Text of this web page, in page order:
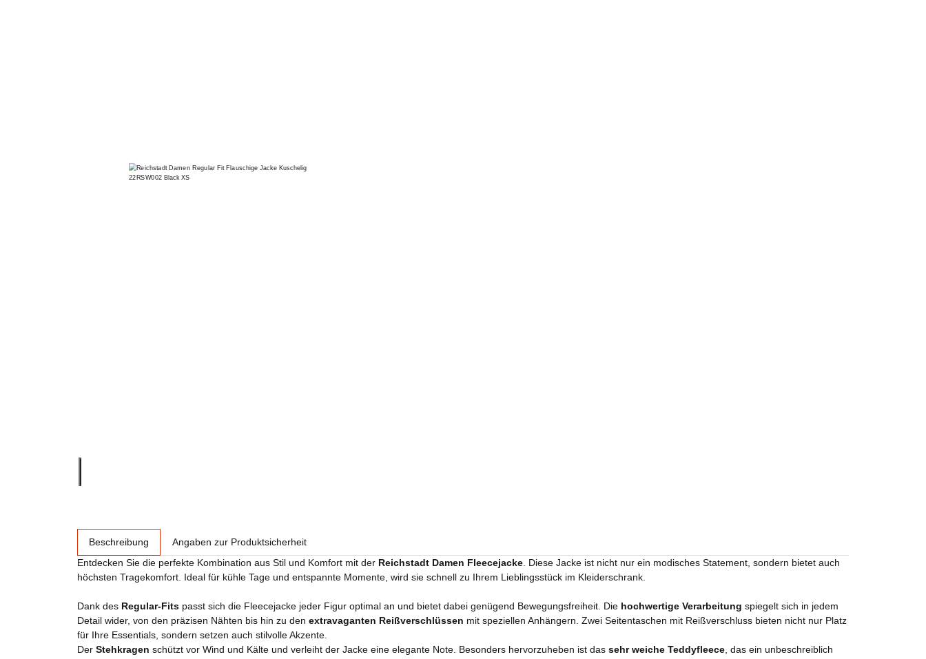
Beschreibung
Angaben zur Produktsicherheit
Entdecken Sie die perfekte Kombination aus Stil und Komfort mit der Reichstadt Damen Fleecejacke . Diese Jacke ist nicht nur ein modisches Statement, sondern bietet auch
höchsten Tragekomfort. Ideal für kühle Tage und entspannte Momente, wird sie schnell zu Ihrem Lieblingsstück im Kleiderschrank.
Dank des Regular-Fits passt sich die Fleecejacke jeder Figur optimal an und bietet dabei genügend Bewegungsfreiheit. Die hochwertige Verarbeitung spiegelt sich in jedem
Detail wider, von den präzisen Nähten bis hin zu den extravaganten Reißverschlüssen mit speziellen Anhängern. Zwei Seitentaschen mit Reißverschluss bieten nicht nur Platz
für Ihre Essentials, sondern setzen auch stilvolle Akzente.
Der Stehkragen schützt vor Wind und Kälte und verleiht der Jacke eine elegante Note. Besonders hervorzuheben ist das sehr weiche Teddyfleece , das ein unbeschreiblich